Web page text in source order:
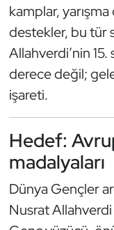
kamplar,
destekler, bu tür
Allahverdi’nin 15.
derece değil;
işareti.
Hedef:
madalyaları
Dünya Gençler
Nusrat Allahverdi
Paralimpik
Ragbi
Satranç
Su Topu
Sualtı
Tekvando
Tenis